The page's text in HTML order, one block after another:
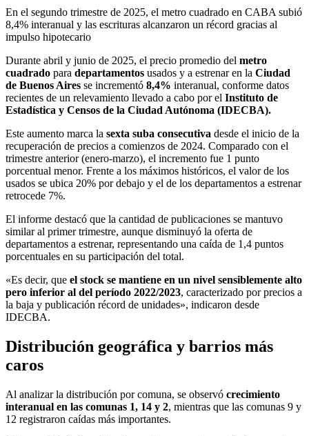
En el segundo trimestre de 2025, el metro cuadrado en CABA subió
8,4% interanual y las escrituras alcanzaron un récord gracias al
impulso hipotecario
Durante abril y junio de 2025, el precio promedio del metro
cuadrado para departamentos usados y a estrenar en la Ciudad
de Buenos Aires se incrementó 8,4% interanual, conforme datos
recientes de un relevamiento llevado a cabo por el Instituto de
Estadística y Censos de la Ciudad Autónoma (IDECBA).
Este aumento marca la sexta suba consecutiva desde el inicio de la
recuperación de precios a comienzos de 2024. Comparado con el
trimestre anterior (enero-marzo), el incremento fue 1 punto
porcentual menor. Frente a los máximos históricos, el valor de los
usados se ubica 20% por debajo y el de los departamentos a estrenar
retrocede 7%.
El informe destacó que la cantidad de publicaciones se mantuvo
similar al primer trimestre, aunque disminuyó la oferta de
departamentos a estrenar, representando una caída de 1,4 puntos
porcentuales en su participación del total.
«Es decir, que el stock se mantiene en un nivel sensiblemente alto
pero inferior al del período 2022/2023, caracterizado por precios a
la baja y publicación récord de unidades», indicaron desde
IDECBA.
Distribución geográfica y barrios más
caros
Al analizar la distribución por comuna, se observó crecimiento
interanual en las comunas 1, 14 y 2, mientras que las comunas 9 y
12 registraron caídas más importantes.